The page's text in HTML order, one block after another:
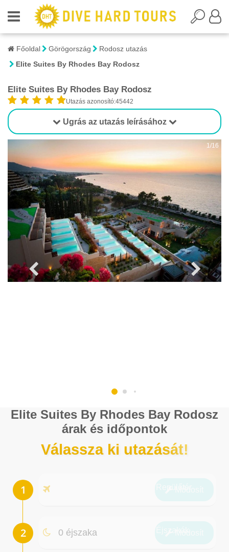
Főoldal Görögország
Rodosz utazás
Elite Suites By Rhodes Bay Rodosz
Elite Suites By Rhodes Bay Rodosz
Utazás azonosító:45442
Ugrás az utazás leírásához
1/16
Elite Suites By Rhodes Bay Rodosz
árak és időpontok
Válassza ki utazását!
0 éjszaka